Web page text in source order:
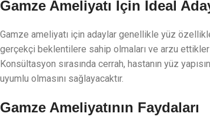
Gamze Ameliyatı İçin İdeal
Gamze ameliyatı için adaylar genellikle yüz
gerçekçi beklentilere sahip olmaları ve arzu
Konsültasyon sırasında cerrah, hastanın yüz
uyumlu olmasını sağlayacaktır.
Gamze Ameliyatının Faydaları